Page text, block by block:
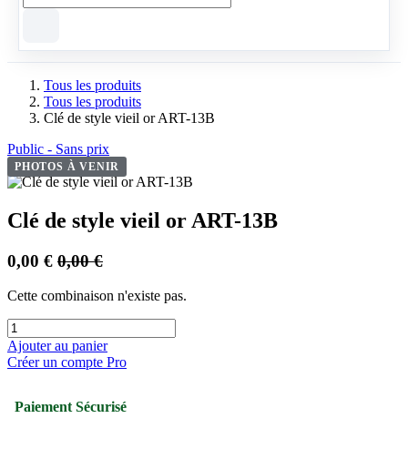
Tous les produits
Tous les produits
Clé de style vieil or ART-13B
Public - Sans prix
PHOTOS À VENIR
Clé de style vieil or ART-13B
0,00 € 0,00€
Cette combinaison n'existe pas.
Ajouter au panier
Créer un compte Pro
Paiement Sécurisé